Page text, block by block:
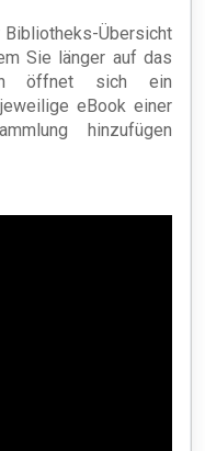
Bibliotheks-Übersicht
Sie länger auf das
öffnet sich ein
eBook einer
hinzufügen